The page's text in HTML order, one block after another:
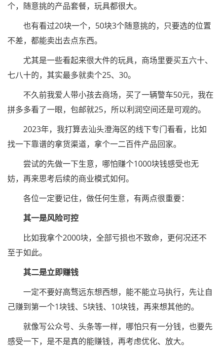
个，随意挑的产品套餐，玩具都很大。
也有看过20块一个，50块3个随意挑的，只要选的位置
不差，都能卖出去点东西。
尤其是一些看起来很大件的玩具，商场里要买五六十、
七八十的，其实最多就卖个25、30。
不久前我爱人带小孩去商场，买了一辆警车50元，我在
拼多多看了一眼，包邮就25，所以利润空间还是可观的。
2023年，我打算去汕头澄海区的线下专门看看，比如
找一下靠谱的拿货渠道，拿个一二百件产品回家。
尝试的先做一下生意，哪怕赚个1000块钱感受也无
妨，再来思考后续的商业模式如何。
各位一定要记住，做任何生意，有两点很重要：
其一是风险可控
比如我拿个2000块，全部亏损也不致命，更何况还不
至于如此。
其二是立即赚钱
一定不要好高骛远东想西想，能不能立马执行，先让自
己赚到第一个1块钱、5块钱、10块钱，再来想其他的。
就像写公众号、头条等一样，哪怕只有一分钱，也要先
感受一下，是不是真的能赚钱，再考虑优化、放大。